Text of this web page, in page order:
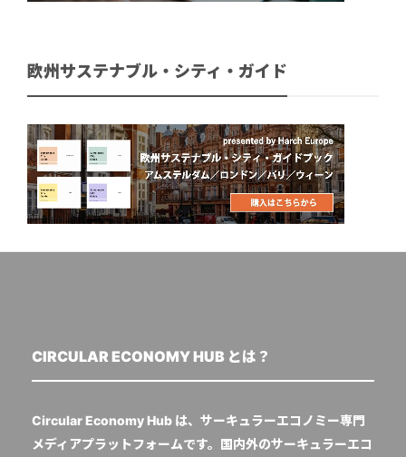
欧州サステナブル・シティ・ガイド
CIRCULAR ECONOMY HUB とは？
Circular Economy Hub は、サーキュラーエコノミー専門
メディアプラットフォームです。国内外のサーキュラーエコ